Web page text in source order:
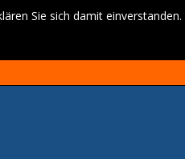
Sie sich damit einverstanden.